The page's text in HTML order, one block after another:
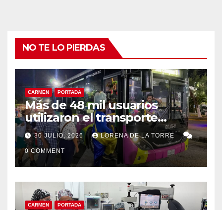
NO TE LO PIERDAS
CARMEN PORTADA
Más de 48 mil usuarios
utilizaron el transporte
“Amor por Carmen” durante
la Feria Carmen 2026
30 JULIO, 2026 LORENA DE LA TORRE
0 COMMENT
CARMEN PORTADA